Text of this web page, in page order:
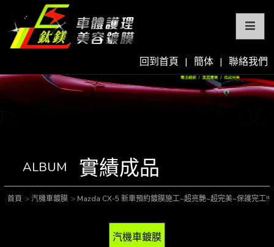
回到首頁 | 簡体 | 聯絡我們
ALBUM 實績成品
首頁 汽機車鍍膜 Mazda CX-5 新車預約鍍膜施工~超亮艷~超完美~保護完工!!
汽機車鍍膜